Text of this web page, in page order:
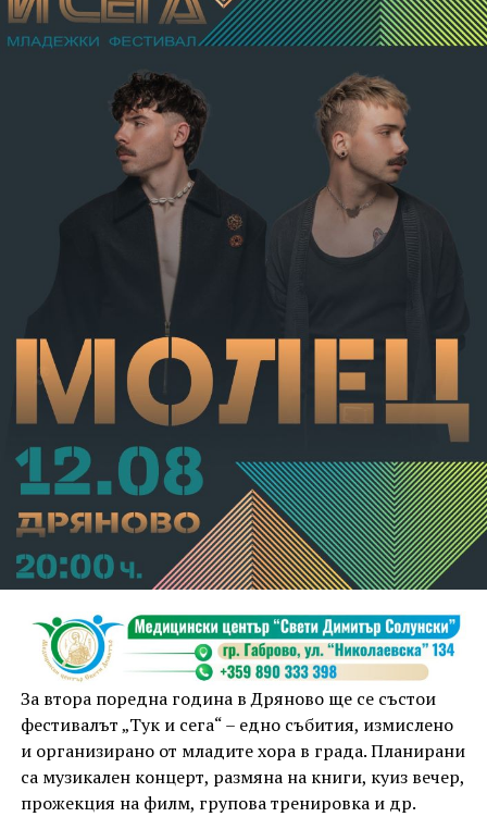
разстройство на здравето, неопасно за живота.
Престъплението бе класифицирано по чл.131 ал.1
т.12 пр.1, вр. чл.130 ал.1 от НК, като А.Н. е освободен
от наказателна отговорност и му е наложено
административно наказание по реда на чл.78а ал.1
от НК – глоба в размер на 306,77 евро.
С постановление на Районна прокуратура-Габрово
В.А. е бил задържан за срок до 72 часа, а с
определение на Районен съд-Габрово спрямо него е
взета мярка за неотклонение „домашен арест“.
Съдебният акт е окончателен.
За втора поредна година в Дряново ще се състои
фестивалът „Тук и сега“ – едно събития, измислено
и организирано от младите хора в града. Планирани
са музикален концерт, размяна на книги, куиз вечер,
прожекция на филм, групова тренировка и др.